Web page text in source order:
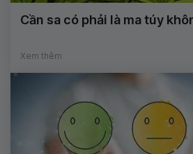
Cần sa có phải là ma túy
Xem thêm